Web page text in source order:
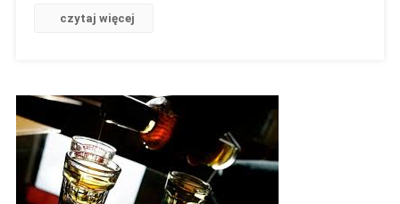
czytaj więcej